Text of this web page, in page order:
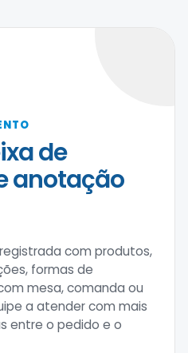
de
anotação
com produtos,
formas de
mesa, comanda ou
a atender com mais
entre o pedido e o